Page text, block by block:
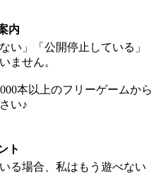
内
い」「公開停止している」
ません。
本以上のフリーゲームから
い♪
ト
る場合、私はもう遊べない